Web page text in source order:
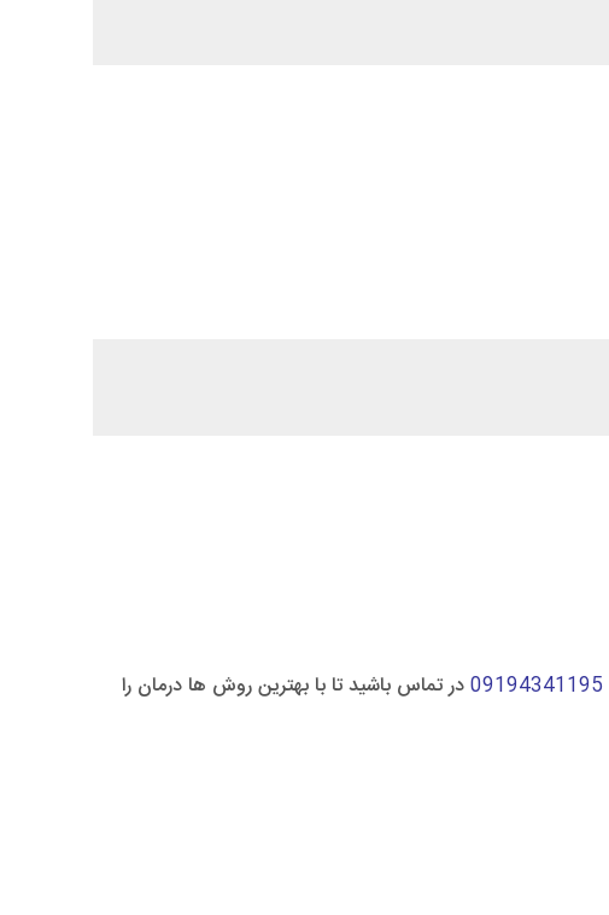
09194341195در تماس باشید تا با بهترین روش ها درمان را